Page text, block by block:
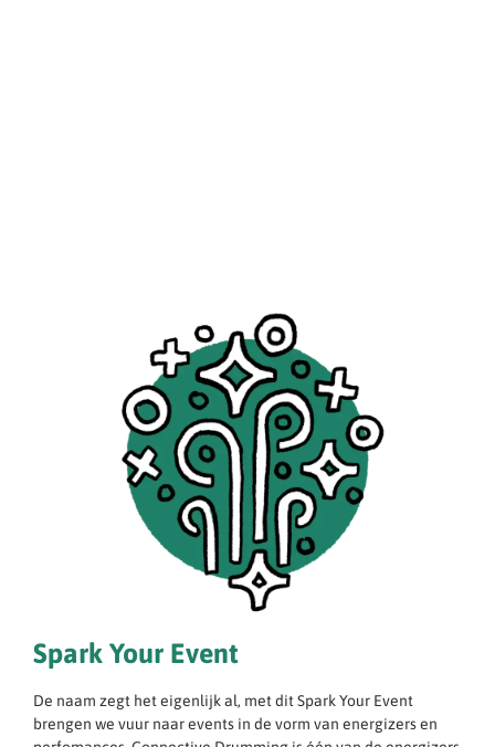
Spark Your Event
De naam zegt het eigenlijk al, met dit Spark Your Event
brengen we vuur naar events in de vorm van energizers en